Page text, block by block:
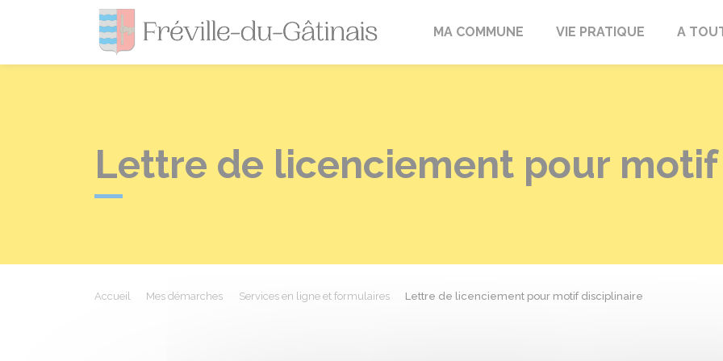
Fréville-du-Gâtinais
MA COMMUNE VIE PRATIQUE A
Lettre de licenciement pour
Accueil Mes démarches Services en ligne et formulaires Lettre de licenciement pour motif disciplinaire